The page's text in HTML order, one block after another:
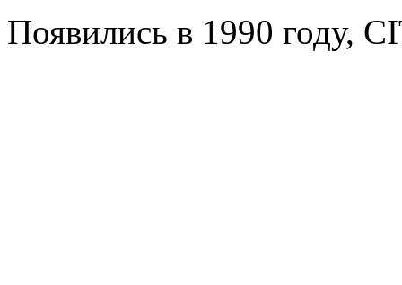
Появились в 1990 году,